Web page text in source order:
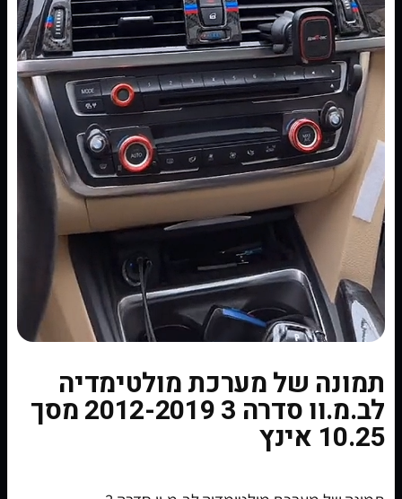
תמונה של מערכת מולטימדיה
לב.מ.וו סדרה 3 2012-2019 מסך
10.25 אינץ